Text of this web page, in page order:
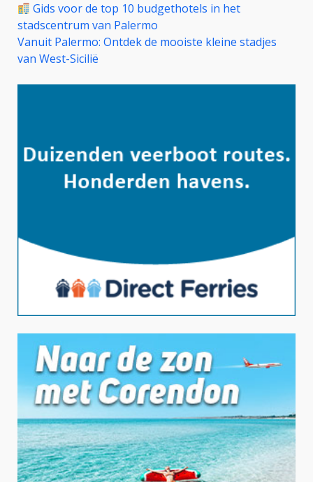
Gids voor de top 10 budgethotels in het
stadscentrum van Palermo
Vanuit Palermo: Ontdek de mooiste kleine stadjes
van West-Sicilië